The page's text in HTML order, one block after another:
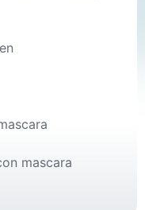
mascara